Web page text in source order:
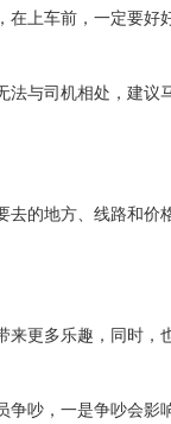
在上车前，一定要好
法与司机相处，建议
的地方、线路和价
更多乐趣，同时，
争吵，一是争吵会影